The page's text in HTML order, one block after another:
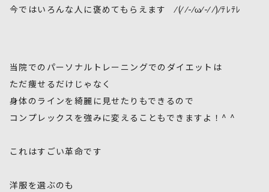
今ではいろんな人に褒めてもらえます ⁄(⁄ ⁄-⁄ω⁄-⁄ ⁄)⁄ﾃﾚﾃﾚ
当院でのパーソナルトレーニングでのダイエットは
ただ痩せるだけじゃなく
身体のラインを綺麗に見せたりもできるので
コンプレックスを強みに変えることもできますよ！^ ^
これはすごい革命です
洋服を選ぶのも